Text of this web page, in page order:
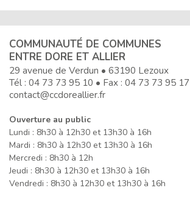
COMMUNAUTÉ DE COMMUNES
ENTRE DORE ET ALLIER
29 avenue de Verdun • 63190 Lezoux
Tél : 04 73 73 95 10 • Fax : 04 73 73 95 17
contact@ccdoreallier.fr
Ouverture au public
Lundi : 8h30 à 12h30 et 13h30 à 16h
Mardi : 8h30 à 12h30 et 13h30 à 16h
Mercredi : 8h30 à 12h
Jeudi : 8h30 à 12h30 et 13h30 à 16h
Vendredi : 8h30 à 12h30 et 13h30 à 16h